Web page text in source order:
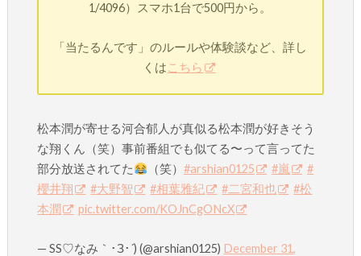
1/4096）スマホ1台で500円から。
「当たるんです」のルールや体験談など、詳し
くは こちら
松本潤が寄せる河合郁人が真似る松本潤が好きそう
な翔くん（笑）事前番組でも似てる〜って言ってた
部分放送されてた
（笑）#arshian0125 #嵐
#
櫻井翔
#大野智 #相葉雅紀 #二宮和也
#松
本潤
pic.twitter.com/KOJnCgONcX
— SS♡なみ｀･З･´) (@arshian0125) December 31,